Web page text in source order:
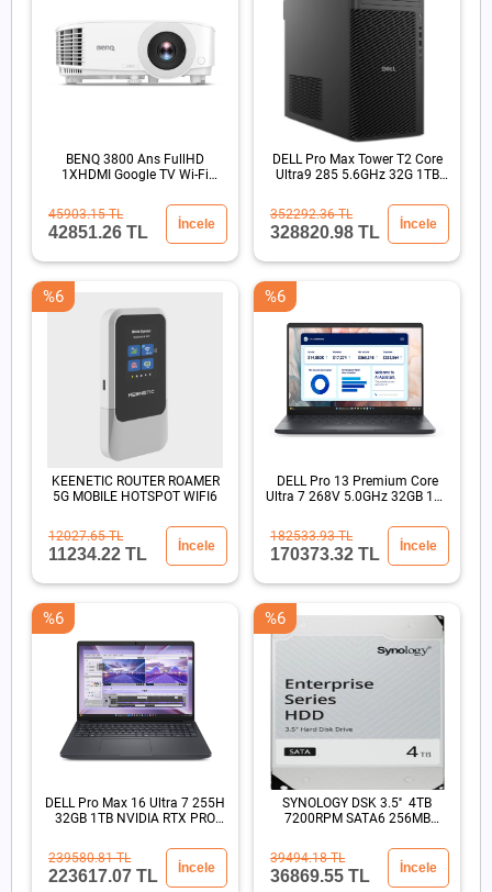
BENQ 3800 Ans FullHD
1XHDMI Google TV Wi-Fi
Projeksiyon
45903.15 TL
42851.26 TL İncele
DELL Pro Max Tower T2 Core
Ultra9 285 5.6GHz 32G 1TB
352292.36 TL
328820.98 TL İncele
KEENETIC ROUTER ROAMER
5G MOBILE HOTSPOT WIFI6
%6
12027.65 TL
11234.22 TL İncele
DELL Pro 13 Premium Core
Ultra 7 268V 5.0GHz 32GB 1TB
%6
182533.93 TL
170373.32 TL İncele
DELL Pro Max 16 Ultra 7 255H
32GB 1TB NVIDIA RTX PRO
%6
239580.81 TL
223617.07 TL İncele
SYNOLOGY DSK 3.5'' 4TB
7200RPM SATA6 256MB
%6
39494.18 TL
36869.55 TL İncele